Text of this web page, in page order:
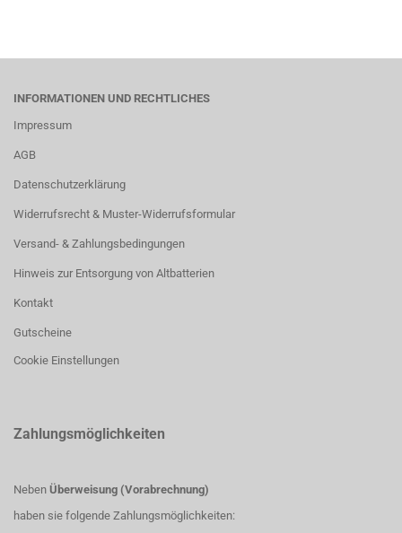
INFORMATIONEN UND RECHTLICHES
Impressum
AGB
Datenschutzerklärung
Widerrufsrecht & Muster-Widerrufsformular
Versand- & Zahlungsbedingungen
Hinweis zur Entsorgung von Altbatterien
Kontakt
Gutscheine
Cookie Einstellungen
Zahlungsmöglichkeiten
Neben Überweisung (Vorabrechnung)
haben sie folgende Zahlungsmöglichkeiten: